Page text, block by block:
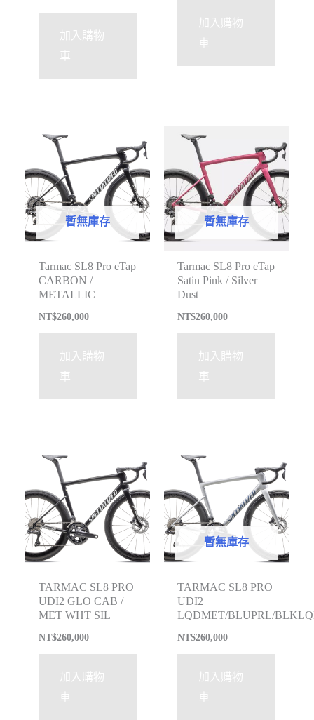
加入購物
車
加入購物
車
暫無庫存
Tarmac SL8 Pro eTap
CARBON /
METALLIC
NT$260,000
加入購物
車
暫無庫存
Tarmac SL8 Pro eTap
Satin Pink / Silver
Dust
NT$260,000
加入購物
車
TARMAC SL8 PRO
UDI2 GLO CAB /
MET WHT SIL
NT$260,000
加入購物
車
暫無庫存
TARMAC SL8 PRO
UDI2
LQDMET/BLUPRL/
NT$260,000
加入購物
車